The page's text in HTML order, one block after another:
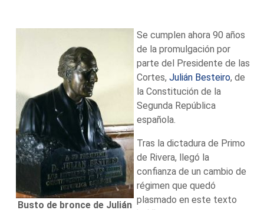
Busto de bronce de Julián
Se cumplen ahora 90 años
de la promulgación por
parte del Presidente de las
Cortes,Julián Besteiro, de
la Constitución de la
Segunda República
española.
Tras la dictadura de Primo
de Rivera, llegó la
confianza de un cambio de
régimen que quedó
plasmado en este texto